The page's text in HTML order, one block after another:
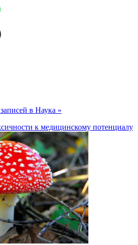
в Наука »
к медицинскому потенциалу